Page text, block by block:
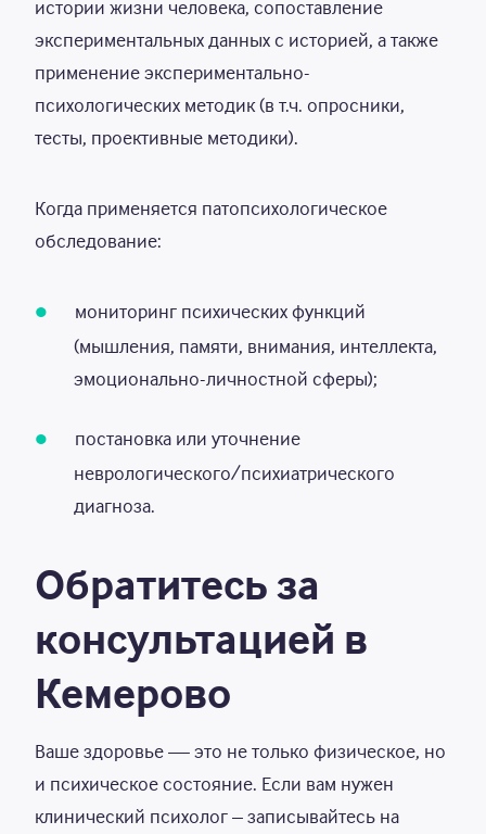
истории жизни человека, сопоставление
экспериментальных данных с историей, а также
применение экспериментально-
психологических методик (в т.ч. опросники,
тесты, проективные методики).
Когда применяется патопсихологическое
обследование:
мониторинг психических функций
(мышления, памяти, внимания, интеллекта,
эмоционально-личностной сферы);
постановка или уточнение
неврологического/психиатрического
диагноза.
Обратитесь за
консультацией в
Кемерово
Ваше здоровье — это не только физическое, но
и психическое состояние. Если вам нужен
клинический психолог – записывайтесь на